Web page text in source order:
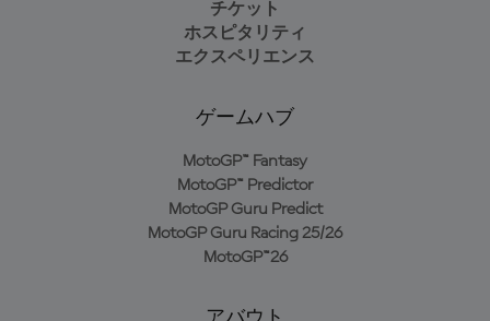
チケット
ホスピタリティ
エクスペリエンス
ゲームハブ
MotoGP™ Fantasy
MotoGP™ Predictor
MotoGP Guru Predict
MotoGP Guru Racing 25/26
MotoGP™26